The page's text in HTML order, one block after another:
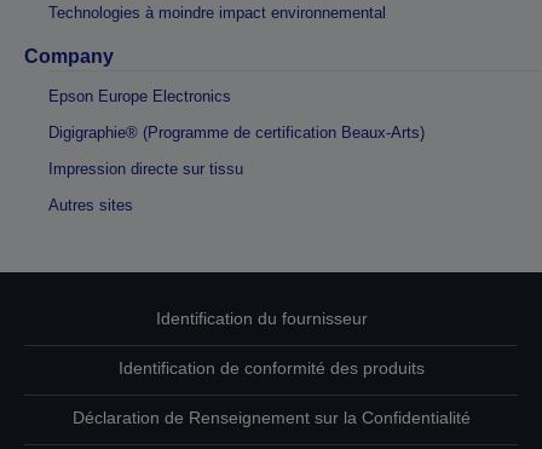
Technologies à moindre impact environnemental
Company
Epson Europe Electronics
Digigraphie® (Programme de certification Beaux-Arts)
Impression directe sur tissu
Autres sites
Identification du fournisseur
Identification de conformité des produits
Déclaration de Renseignement sur la Confidentialité